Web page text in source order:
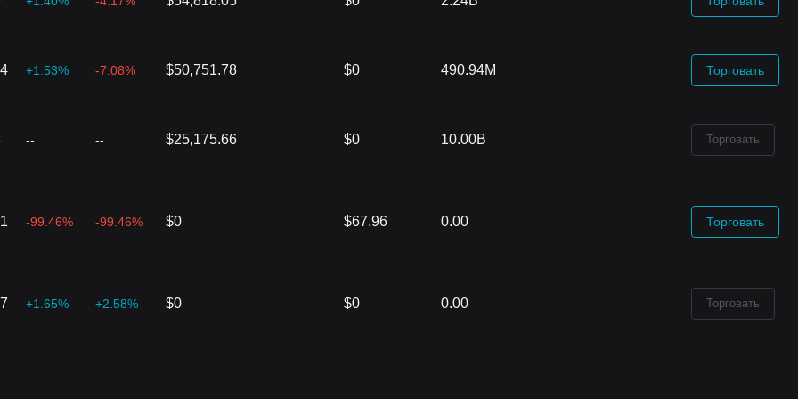
+1.53% -7.08% $50,751.78 $0 490.94M Торговать
-- -- $25,175.66 $0 10.00B Торговать
-99.46% -99.46% $0 $67.96 0.00 Торговать
+1.65% +2.58% $0 $0 0.00 Торговать